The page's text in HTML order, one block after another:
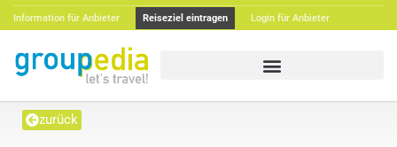
Information für Anbieter Reiseziel eintragen Login für Anbieter
zurück